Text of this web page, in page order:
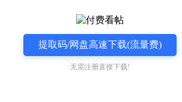
提取码/网盘高速下载(流量费)
无需注册直接下载!